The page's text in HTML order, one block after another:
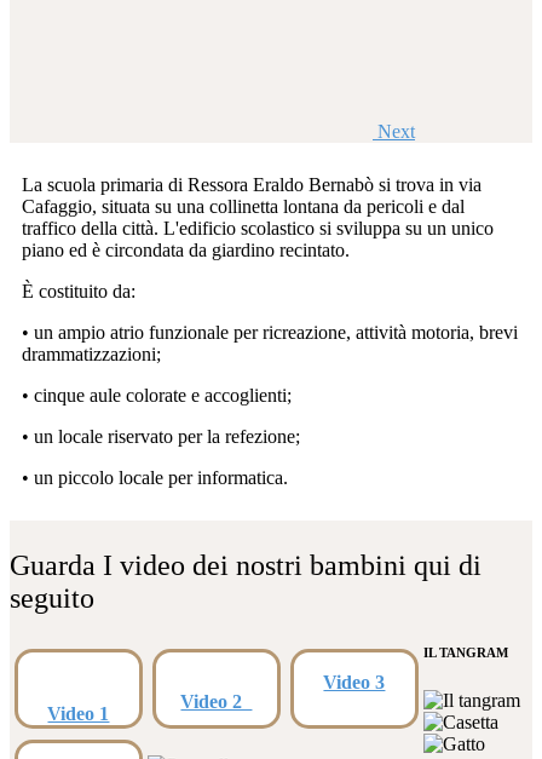
Next
La scuola primaria di Ressora Eraldo Bernabò si trova in via
Cafaggio, situata su una collinetta lontana da pericoli e dal
traffico della città. L'edificio scolastico si sviluppa su un unico
piano ed è circondata da giardino recintato.
È costituito da:
• un ampio atrio funzionale per ricreazione, attività motoria, brevi
drammatizzazioni;
• cinque aule colorate e accoglienti;
• un locale riservato per la refezione;
• un piccolo locale per informatica.
Guarda I video dei nostri bambini qui di
seguito
Video 1
Video 2
Video 3
IL TANGRAM